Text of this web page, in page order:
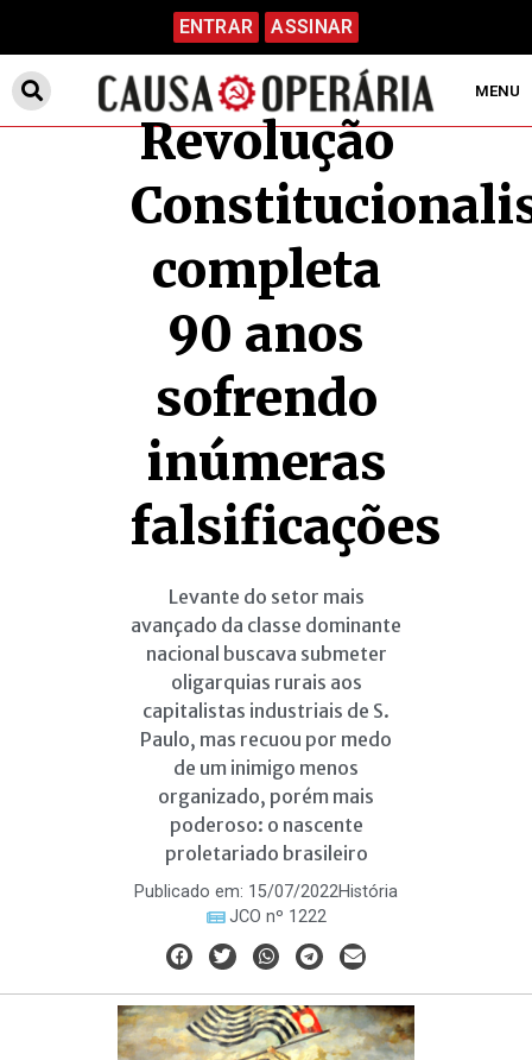
ENTRAR ASSINAR
MENU
Revolução
completa
90 anos
sofrendo
inúmeras
falsificações
Levante do setor mais
avançado da classe dominante
nacional buscava submeter
oligarquias rurais aos
capitalistas industriais de S.
Paulo, mas recuou por medo
de um inimigo menos
organizado, porém mais
poderoso: o nascente
proletariado brasileiro
Publicado em: 15/07/2022História
JCO nº 1222